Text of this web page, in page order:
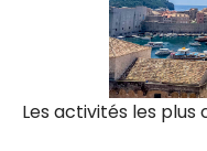
Les activités les plus